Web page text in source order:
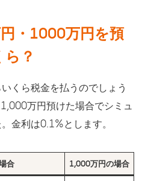
・1000万円を預
？
くら税金を払うのでしょう
万円預けた場合でシミュ
金利は0.1%とします。
合 1,000万円の場合